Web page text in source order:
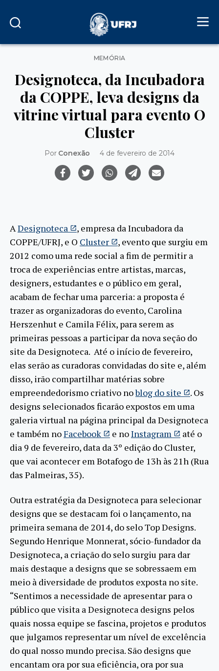
Categorias
MEMÓRIA
Designoteca, da Incubadora
da COPPE, leva designs da
vitrine virtual para evento O
Cluster
Por Conexão 4 de fevereiro de 2014
ADesignoteca
, empresa da Incubadora da
COPPE/UFRJ, e O Cluster
, evento que surgiu em
2012 como uma rede social a fim de permitir a
troca de experiências entre artistas, marcas,
designers, estudantes e o público em geral,
acabam de fechar uma parceria: a proposta é
trazer as organizadoras do evento, Carolina
Herszenhut e Camila Félix, para serem as
primeiras pessoas a participar da nova seção do
site da Designoteca. Até o início de fevereiro,
elas serão as curadoras convidadas do site e, além
disso, irão compartilhar matérias sobre
empreendedorismo criativo noblog do site
. Os
designs selecionados ficarão expostos em uma
galeria virtual na página principal da Designoteca
e também noFacebook e noInstagram
até o
dia 9 de fevereiro, data da 3º edição do Cluster,
que vai acontecer em Botafogo de 13h às 21h (Rua
das Palmeiras, 35).
Outra estratégia da Designoteca para selecionar
designs que se destacam foi o lançamento, na
primeira semana de 2014, do selo Top Designs.
Segundo Henrique Monnerat, sócio-fundador da
Designoteca, a criação do selo surgiu para dar
mais destaque a designs que se sobressaem em
meio à diversidade de produtos exposta no site.
“Sentimos a necessidade de apresentar para o
público que visita a Designoteca designs pelos
quais nossa equipe se fascina, projetos e produtos
que julgamos representar um nível de excelência
do qual nosso mundo precisa. São designs que
encantam ora por sua eficiência, ora por sua